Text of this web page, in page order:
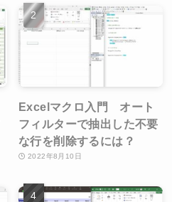
Excelマクロ入門 オート
フィルターで抽出した不要
な行を削除するには？
2022年8月10日